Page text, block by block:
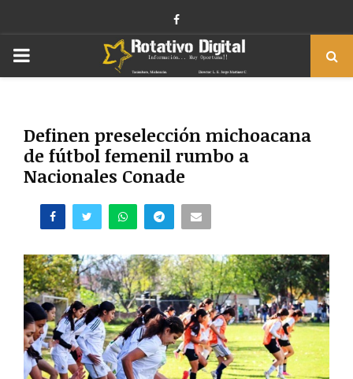
Facebook
PRIMARY
Definen preselección michoacana
de fútbol femenil rumbo a
Nacionales Conade